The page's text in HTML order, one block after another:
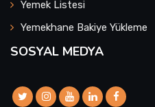
Yemek Listesi
Yemekhane Bakiye Yükleme
SOSYAL MEDYA